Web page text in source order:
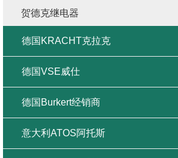
贺德克继电器
德国KRACHT克拉克
德国VSE威仕
德国Burkert经销商
意大利ATOS阿托斯